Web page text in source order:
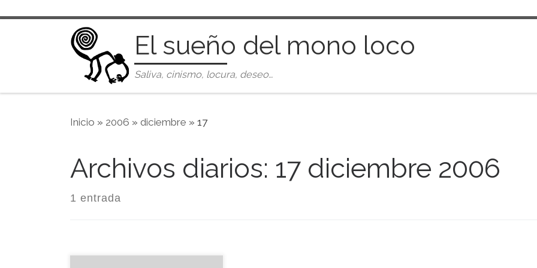
Saltar al contenido
El sueño del mono loco
Saliva, cinismo, locura, deseo…
Inicio » 2006 » diciembre » 17
Archivos diarios: 17 diciembre 2006
1 entrada